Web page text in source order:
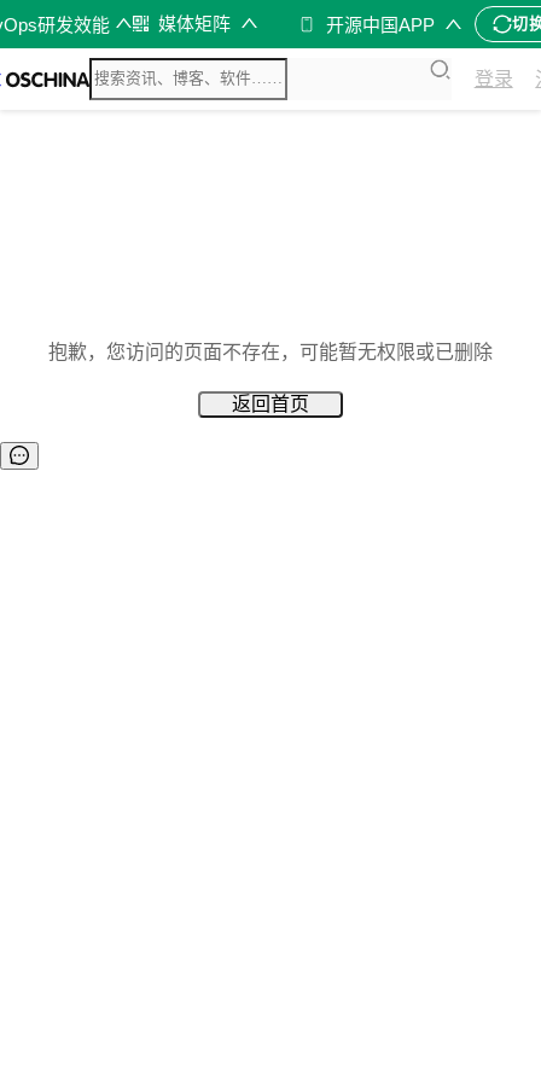
研发效能 媒体矩阵 开源中国APP 切
登录
抱歉，您访问的页面不存在，可能暂无权限或已删除
返回首页